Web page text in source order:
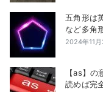
五角形は
など多角
2024年11月
【as】
読めば完